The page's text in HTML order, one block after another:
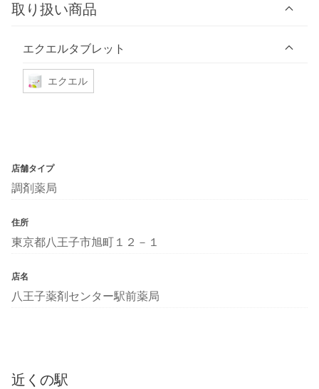
取り扱い商品
エクエルタブレット
エクエル
店舗タイプ
調剤薬局
住所
東京都八王子市旭町１２－１
店名
八王子薬剤センター駅前薬局
近くの駅